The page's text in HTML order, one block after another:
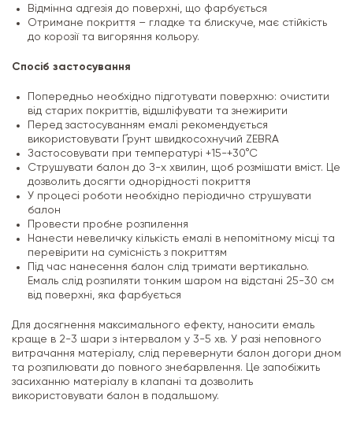
Відмінна адгезія до поверхні, що фарбується
Отримане покриття – гладке та блискуче, має стійкість
до корозії та вигоряння кольору.
Спосіб застосування
Попередньо необхідно підготувати поверхню: очистити
від старих покриттів, відшліфувати та знежирити
Перед застосуванням емалі рекомендується
використовувати Ґрунт швидкосохнучий ZEBRA
Застосовувати при температурі +15-+30°С
Струшувати балон до З-х хвилин, щоб розмішати вміст. Це
дозволить досягти однорідності покриття
У процесі роботи необхідно періодично струшувати
балон
Провести пробне розпилення
Нанести невеличку кількість емалі в непомітному місці та
перевірити на сумісність з покриттям
Під час нанесення балон слід тримати вертикально.
Емаль слід розпиляти тонким шаром на відстані 25-30 см
від поверхні, яка фарбується
Для досягнення максимального ефекту, наносити емаль
краще в 2-3 шари з інтервалом у 3-5 хв. У разі неповного
витрачання матеріалу, слід перевернути балон догори дном
та розпилювати до повного знебарвлення. Це запобіжить
засиханню матеріалу в клапані та дозволить
використовувати балон в подальшому.